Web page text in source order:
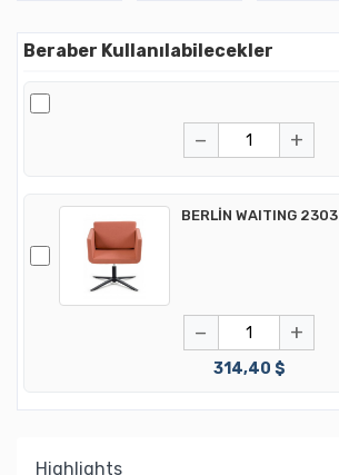
Beraber Kullanılabilecekler
− +
BERLİN WAITING 2303
− +
314,40 $
Highlights